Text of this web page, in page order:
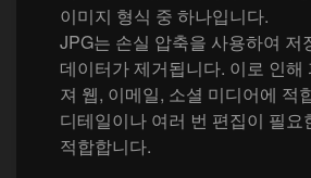
이미지 형식 중 하나입니다.
JPG는 손실 압축을 사용하여 저
데이터가 제거됩니다. 이로 인해
져 웹, 이메일, 소셜 미디어에 적
디테일이나 여러 번 편집이 필요
적합합니다.